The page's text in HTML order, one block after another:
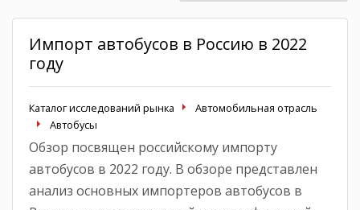
Импорт автобусов в Россию в 2022
году
Каталог исследований рынка
Автомобильная отрасль
Автобусы
Обзор посвящен российскому импорту
автобусов в 2022 году. В обзоре представлен
анализ основных импортеров автобусов в